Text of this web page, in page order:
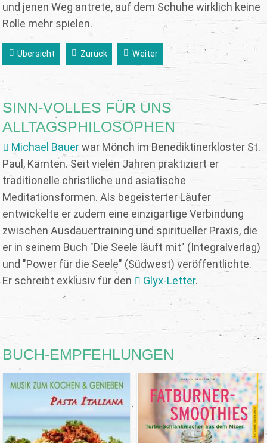
und jenen Weg antrete, auf dem Schuhe wirklich keine
Rolle mehr spielen.
Übersicht Zurück Weiter
SINN-VOLLES FÜR UNS
ALLTAGSPHILOSOPHEN
Michael Bauerwar Mönch im Benediktinerkloster St.
Paul, Kärnten. Seit vielen Jahren praktiziert er
traditionelle christliche und asiatische
Meditationsformen. Als begeisterter Läufer
entwickelte er zudem eine einzigartige Verbindung
zwischen Ausdauertraining und spiritueller Praxis, die
er in seinem Buch "Die Seele läuft mit" (Integralverlag)
und "Power für die Seele" (Südwest) veröffentlichte.
Er schreibt exklusiv für den
Glyx-Letter.
BUCH-EMPFEHLUNGEN